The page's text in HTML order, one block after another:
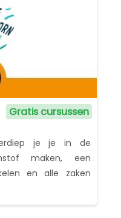
Gratis cursussen
je je in de
maken, een
en alle zaken